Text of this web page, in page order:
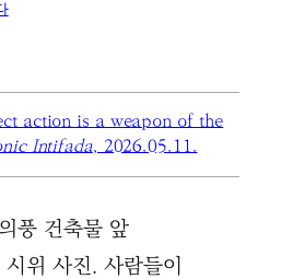
action is a weapon of the
Intifada, 2026.05.11.